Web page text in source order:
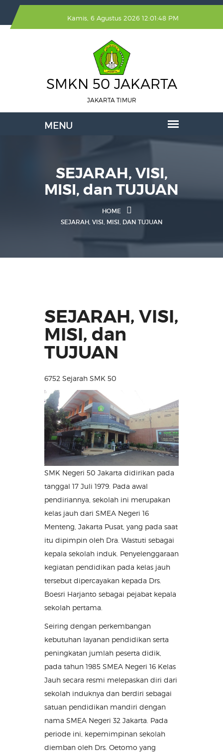
Kamis, 6 Agustus 2026 12:01:48 PM
SMKN 50 JAKARTA
JAKARTA TIMUR
SEJARAH, VISI,
MISI, dan TUJUAN
HOME
SEJARAH, VISI, MISI, DAN TUJUAN
SEJARAH, VISI,
MISI, dan
TUJUAN
6752 Sejarah SMK 50
SMK Negeri 50 Jakarta didirikan pada
tanggal 17 Juli 1979. Pada awal
pendiriannya, sekolah ini merupakan
kelas jauh dari SMEA Negeri 16
Menteng, Jakarta Pusat, yang pada saat
itu dipimpin oleh Dra. Wastuti sebagai
kepala sekolah induk. Penyelenggaraan
kegiatan pendidikan pada kelas jauh
tersebut dipercayakan kepada Drs.
Boesri Harjanto sebagai pejabat kepala
sekolah pertama.
Seiring dengan perkembangan
kebutuhan layanan pendidikan serta
peningkatan jumlah peserta didik,
pada tahun 1985 SMEA Negeri 16 Kelas
Jauh secara resmi melepaskan diri dari
sekolah induknya dan berdiri sebagai
satuan pendidikan mandiri dengan
nama SMEA Negeri 32 Jakarta. Pada
periode ini, kepemimpinan sekolah
diemban oleh Drs. Oetomo yang